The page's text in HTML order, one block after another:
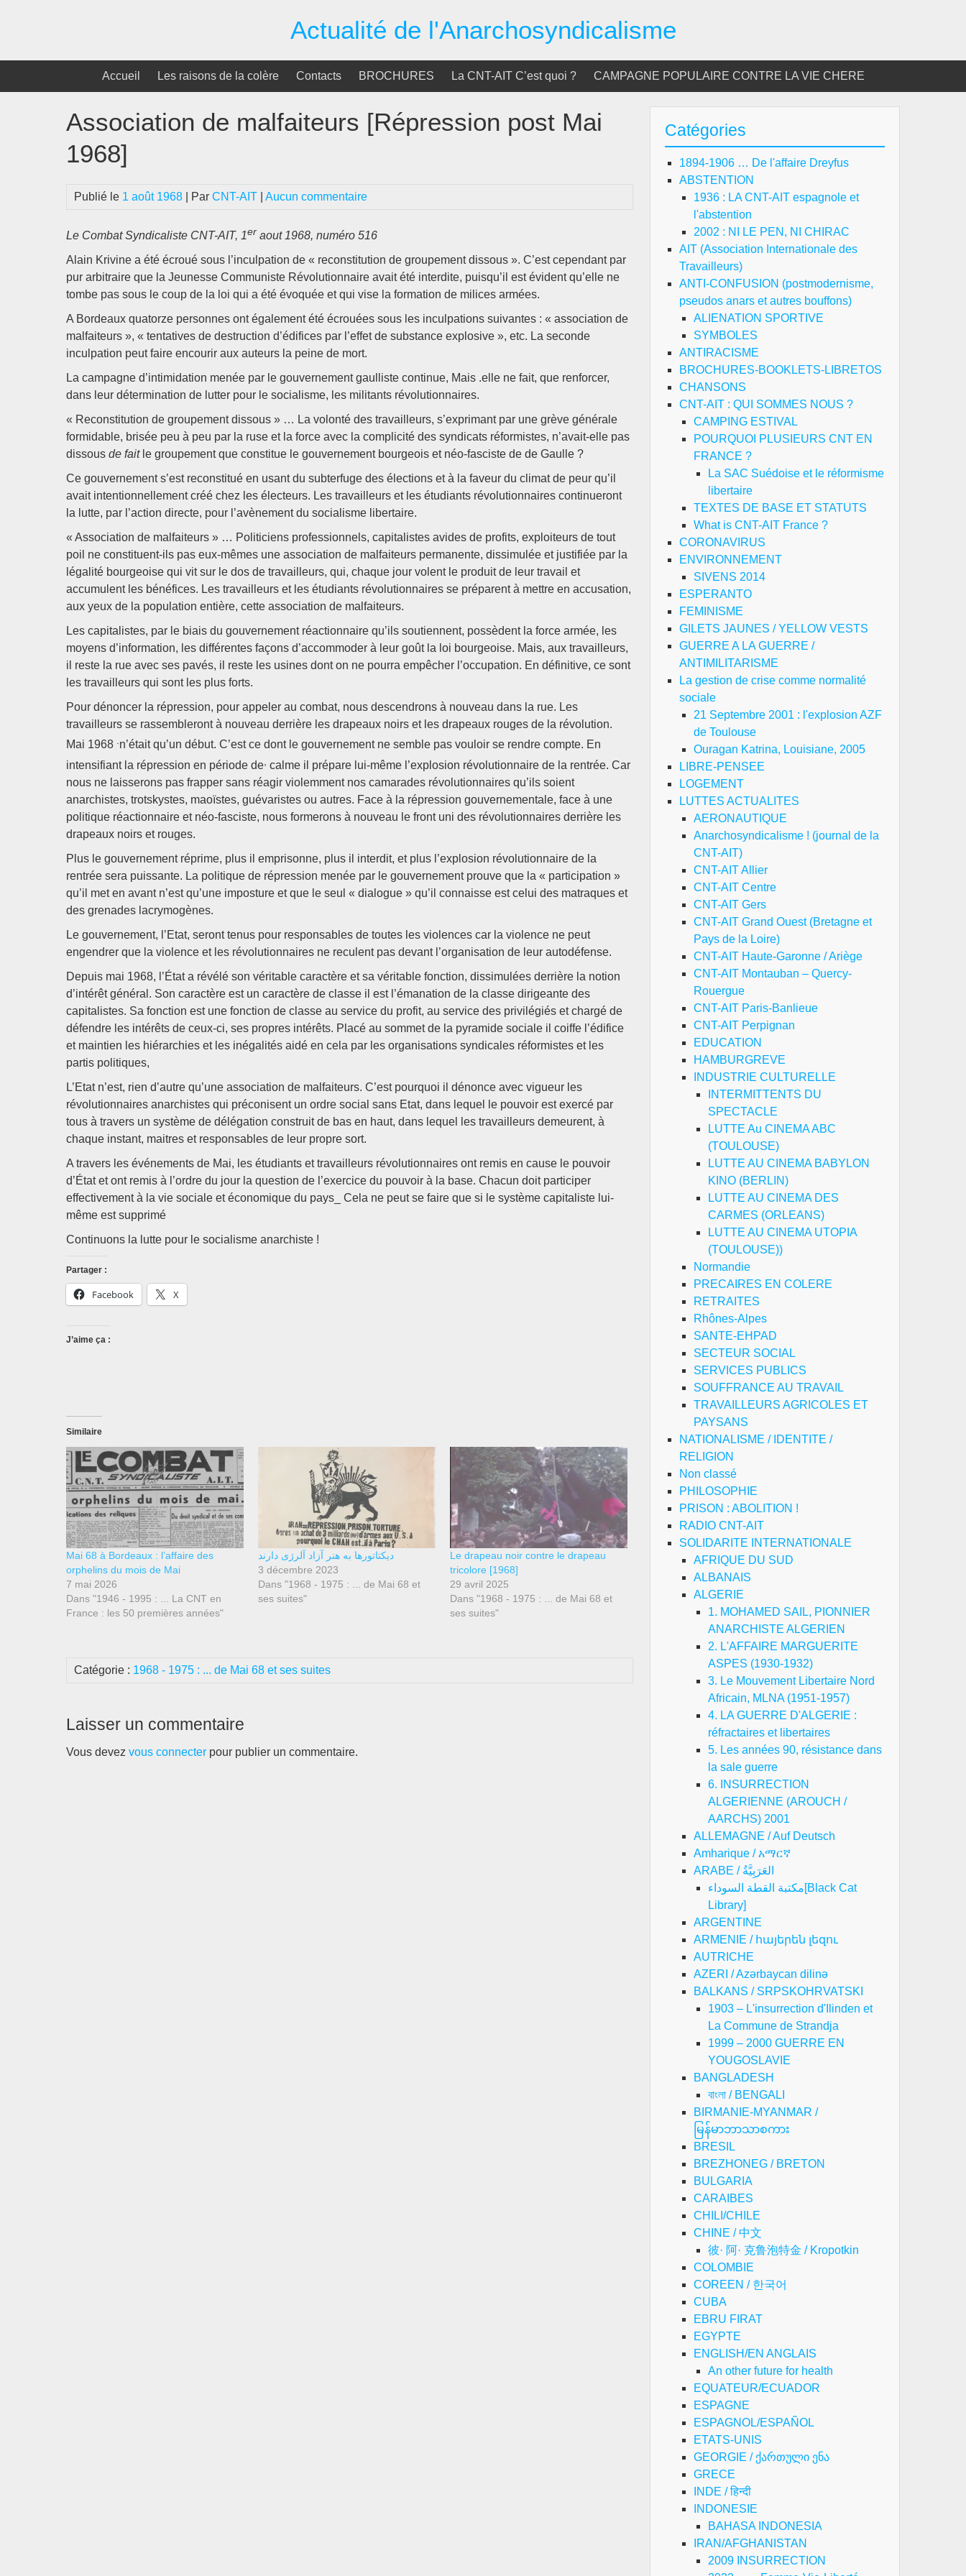
Actualité de l'Anarchosyndicalisme
Accueil Les raisons de la colère Contacts BROCHURES La CNT-AIT C’est quoi ? CAMPAGNE POPULAIRE CONTRE LA VIE CHERE
Association de malfaiteurs [Répression post Mai
1968]
Publié le 1 août 1968 | Par CNT-AIT Aucun commentaire
Le Combat Syndicaliste CNT-AIT, 1er aout 1968, numéro 516
Alain Krivine a été écroué sous l’inculpation de « reconstitution de groupement dissous ». C’est cependant par
pur arbitraire que la Jeunesse Communiste Révolutionnaire avait été interdite, puisqu’il est évident qu’elle ne
tombe pas sous le coup de la loi qui a été évoquée et qui vise la formation de milices armées.
A Bordeaux quatorze personnes ont également été écrouées sous les inculpations suivantes : « association de
malfaiteurs », « tentatives de des­truction d’édifices par l’effet de substance explosive », etc. La seconde
inculpation peut faire encourir aux auteurs la peine de mort.
La campagne d’intimidation menée par le gouvernement gaulliste continue, Mais .elle ne fait, que renforcer,
dans leur détermination de lutter pour le socialisme, les militants révolutionnaires.
« Reconstitution de groupement dissous » … La volonté des travailleurs, s’exprimant par une grève générale
formidable, brisée peu à peu par la ruse et la force avec la complicité des syndicats réformistes, n’avait-elle pas
dissous de faitle groupement que constitue le gouvernement bourgeois et néo-fasciste de de Gaulle ?
Ce gouvernement s’est reconstitué en usant du subterfuge des élections et à la faveur du climat de peur qu’il
avait intentionnellement créé chez les électeurs. Les travailleurs et les étudiants révolutionnaires continueront
la lutte, par l’action directe, pour l’avènement du socialisme libertaire.
« Association de malfaiteurs » … Politiciens professionnels, capitalistes avides de profits, exploiteurs de tout
poil ne constituent-ils pas eux-mêmes une association de malfaiteurs permanente, dissimulée et justifiée par la
légalité bourgeoise qui vit sur le dos de travailleurs, qui, chaque jour volent le produit de leur travail et
accumulent les bénéfices. Les travailleurs et les étudiants révolutionnaires se préparent à mettre en accusation,
aux yeux de la population entière, cette association de malfaiteurs.
Les capitalistes, par le biais du gouvernement réactionnaire qu’ils soutiennent, possèdent la force armée, les
moyens d’information, les différentes façons d’accommoder à leur goût la loi bourgeoise. Mais, aux travailleurs,
il reste la rue avec ses pavés, il reste les usines dont on ne pourra empêcher l’occupation. En définitive, ce sont
les travailleurs qui sont les plus forts.
Pour dénoncer la répression, pour appeler au combat, nous descendrons à nouveau dans la rue. Les
travailleurs se rassembleront à nouveau derrière les drapeaux noirs et les drapeaux rouges de la révolution.
Mai 1968 .n’était qu’un début. C’est ce dont le gouvernement ne semble pas vouloir se rendre compte. En
intensifiant la répression en période de calme il prépare lui-même l’explosion révolutionnaire de la rentrée. Car
nous ne laisserons pas frapper sans réagir violemment nos camarades révolutionnaires qu’ils soient
anarchistes, trotskystes, maoïstes, guévaristes ou autres. Face à la répression gouvernementale, face à une
politique réactionnaire et néo-fasciste, nous formerons à nouveau le front uni des révolutionnaires derrière les
drapeaux noirs et rouges.
Plus le gouvernement réprime, plus il emprisonne, plus il interdit, et plus l’explosion révolutionnaire de la
rentrée sera puissante. La politique de répression menée par le gouvernement prouve que la « participation »
qu’il met en avant n’est qu’une imposture et que le seul « dialogue » qu’il connaisse est celui des matraques et
des grenades lacrymogènes.
Le gouvernement, l’Etat, seront tenus pour responsables de toutes les violences car la violence ne peut
engendrer que la violence et les révolutionnaires ne reculent pas devant l’organisation de leur autodéfense.
Depuis mai 1968, l’État a révélé son véritable caractère et sa véritable fonction, dissimulées derrière la notion
d’intérêt général. Son caractère est un caractère de classe il est l’émanation de la classe dirigeante des
capitalistes. Sa fonction est une fonction de classe au service du profit, au service des privilégiés et chargé de
défendre les intérêts de ceux-ci, ses propres intérêts. Placé au sommet de la pyramide sociale il coiffe l’édifice
et maintien les hiérarchies et les inégalités aidé en cela par les organisations syndicales réformistes et les
partis politiques,
L’Etat n’est, rien d’autre qu’une association de malfaiteurs. C’est pourquoi il dénonce avec vigueur les
révolutionnaires anarchistes qui préconisent un ordre social sans Etat, dans lequel le pouvoir est exercé par
tous à travers un système de délégation construit de bas en haut, dans lequel les travailleurs demeurent, à
chaque instant, maitres et responsables de leur propre sort.
A travers les événements de Mai, les étudiants et travailleurs révolutionnaires ont remis en cause le pouvoir
d’État et ont remis à l’ordre du jour la question de l’exercice du pouvoir à la base. Chacun doit participer
effectivement à la vie sociale et économique du pays_ Cela ne peut se faire que si le système capitaliste lui-
même est supprimé
Continuons la lutte pour le socialisme anarchiste !
Partager :
Facebook X
J’aime ça :
Similaire
Mai 68 à Bordeaux : l’affaire des
orphelins du mois de Mai
7 mai 2026
Dans "1946 - 1995 : ... La CNT en
France : les 50 premières années"
دیکتاتورها به هنر آزاد آلرژی دارند
3 décembre 2023
Dans "1968 - 1975 : ... de Mai 68 et
ses suites"
Le drapeau noir contre le drapeau
tricolore [1968]
29 avril 2025
Dans "1968 - 1975 : ... de Mai 68 et
ses suites"
Catégorie : 1968 - 1975 : ... de Mai 68 et ses suites
Laisser un commentaire
Vous devez vous connecter pour publier un commentaire.
Catégories
1894-1906 … De l'affaire Dreyfus
ABSTENTION
1936 : LA CNT-AIT espagnole et
l'abstention
2002 : NI LE PEN, NI CHIRAC
AIT (Association Internationale des
Travailleurs)
ANTI-CONFUSION (postmodernisme,
pseudos anars et autres bouffons)
ALIENATION SPORTIVE
SYMBOLES
ANTIRACISME
BROCHURES-BOOKLETS-LIBRETOS
CHANSONS
CNT-AIT : QUI SOMMES NOUS ?
CAMPING ESTIVAL
POURQUOI PLUSIEURS CNT EN
FRANCE ?
La SAC Suédoise et le réformisme
libertaire
TEXTES DE BASE ET STATUTS
What is CNT-AIT France ?
CORONAVIRUS
ENVIRONNEMENT
SIVENS 2014
ESPERANTO
FEMINISME
GILETS JAUNES / YELLOW VESTS
GUERRE A LA GUERRE /
ANTIMILITARISME
La gestion de crise comme normalité
sociale
21 Septembre 2001 : l'explosion AZF
de Toulouse
Ouragan Katrina, Louisiane, 2005
LIBRE-PENSEE
LOGEMENT
LUTTES ACTUALITES
AERONAUTIQUE
Anarchosyndicalisme ! (journal de la
CNT-AIT)
CNT-AIT Allier
CNT-AIT Centre
CNT-AIT Gers
CNT-AIT Grand Ouest (Bretagne et
Pays de la Loire)
CNT-AIT Haute-Garonne / Ariège
CNT-AIT Montauban – Quercy-
Rouergue
CNT-AIT Paris-Banlieue
CNT-AIT Perpignan
EDUCATION
HAMBURGREVE
INDUSTRIE CULTURELLE
INTERMITTENTS DU
SPECTACLE
LUTTE Au CINEMA ABC
(TOULOUSE)
LUTTE AU CINEMA BABYLON
KINO (BERLIN)
LUTTE AU CINEMA DES
CARMES (ORLEANS)
LUTTE AU CINEMA UTOPIA
(TOULOUSE))
Normandie
PRECAIRES EN COLERE
RETRAITES
Rhônes-Alpes
SANTE-EHPAD
SECTEUR SOCIAL
SERVICES PUBLICS
SOUFFRANCE AU TRAVAIL
TRAVAILLEURS AGRICOLES ET
PAYSANS
NATIONALISME / IDENTITE /
RELIGION
Non classé
PHILOSOPHIE
PRISON : ABOLITION !
RADIO CNT-AIT
SOLIDARITE INTERNATIONALE
AFRIQUE DU SUD
ALBANAIS
ALGERIE
1. MOHAMED SAIL, PIONNIER
ANARCHISTE ALGERIEN
2. L'AFFAIRE MARGUERITE
ASPES (1930-1932)
3. Le Mouvement Libertaire Nord
Africain, MLNA (1951-1957)
4. LA GUERRE D'ALGERIE :
réfractaires et libertaires
5. Les années 90, résistance dans
la sale guerre
6. INSURRECTION
ALGERIENNE (AROUCH /
AARCHS) 2001
ALLEMAGNE / Auf Deutsch
Amharique / አማርኛ
ARABE / العَرَبِيَّةُ
مكتبة القطة السوداء[Black Cat
Library]
ARGENTINE
ARMENIE / հայերեն լեզու
AUTRICHE
AZERI / Azərbaycan dilinə
BALKANS / SRPSKOHRVATSKI
1903 – L'insurrection d'Ilinden et
La Commune de Strandja
1999 – 2000 GUERRE EN
YOUGOSLAVIE
BANGLADESH
বাংলা / BENGALI
BIRMANIE-MYANMAR /
မြန်မာဘာသာစကား
BRESIL
BREZHONEG / BRETON
BULGARIA
CARAIBES
CHILI/CHILE
CHINE / 中文
彼· 阿· 克鲁泡特金 / Kropotkin
COLOMBIE
COREEN / 한국어
CUBA
EBRU FIRAT
EGYPTE
ENGLISH/EN ANGLAIS
An other future for health
EQUATEUR/ECUADOR
ESPAGNE
ESPAGNOL/ESPAÑOL
ETATS-UNIS
GEORGIE / ქართული ენა
GRECE
INDE / हिन्दी
INDONESIE
BAHASA INDONESIA
IRAN/AFGHANISTAN
2009 INSURRECTION